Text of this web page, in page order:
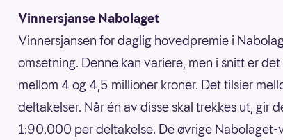
Vinnersjanse Nabolaget
Vinnersjansen for daglig hovedpremie i
omsetning. Denne kan variere, men i snitt er
mellom 4 og 4,5 millioner kroner. Det tilsier
deltakelser. Når én av disse skal trekkes ut, gir
1:90.000 per deltakelse. De øvrige Nabolaget-